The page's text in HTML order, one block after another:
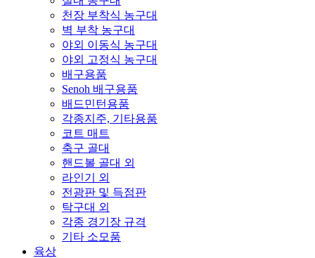
천장 부착식 농구대
벽 부착 농구대
야외 이동식 농구대
야외 고정식 농구대
배구용품
Senoh 배구용품
배드민턴용품
각종지주, 기타용품
코트 매트
축구 골대
핸드볼 골대 외
라인기 외
전광판 및 득점판
탁구대 외
각종 경기장 규격
기타 소모품
육상